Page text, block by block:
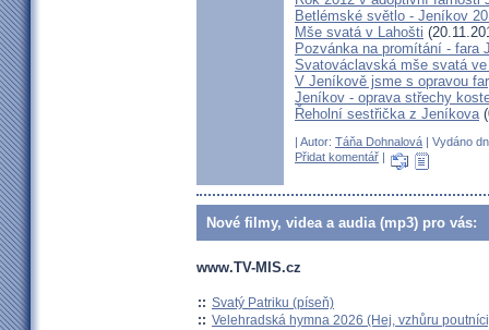
Betlémské světlo - Jeníkov
Mše svatá v Lahošti
Pozvánka na promítání - fara
Svatováclavská mše svatá
V Jeníkově jsme s opravou
Jeníkov - oprava střechy
Řeholní sestřička z Jeníkova
| Autor: Táňa Dohnalová | Vydáno
Přidat komentář |
Nové filmy, videa a audia (mp3) pro vás:
www.TV-MIS.cz
:: Svatý Patriku (píseň)
:: Velehradská hymna 2026 (Hej, vzhůru